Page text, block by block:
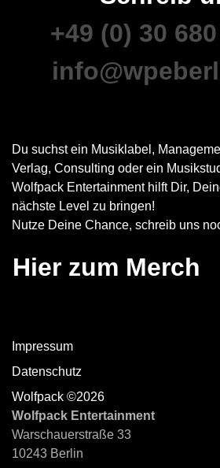
+49 (0) 30
Du suchst ein Musiklabel,
Verlag, Consulting oder ein
Wolfpack Entertainment hilft Dir,
nächste Level zu bringen!
Nutze Deine Chance, schreib uns
Hier zum Merch
Impressum
Datenschutz
Wolfpack ©2026
Wolfpack Entertainment
Warschauerstraße 33
10243 Berlin